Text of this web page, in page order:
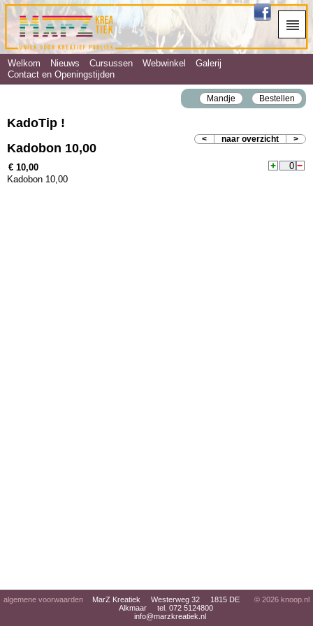
Welkom Nieuws Cursussen Webwinkel
Galerij
Contact en Openingstijden
Mandje Bestellen
KadoTip !
< naar overzicht >
Kadobon 10,00
€ 10,00
Kadobon 10,00
algemene voorwaarden
MarZ Kreatiek Westerweg 32 1815 DE
Alkmaar tel. 072 5124800
info@marzkreatiek.nl
© 2026 knoop.nl